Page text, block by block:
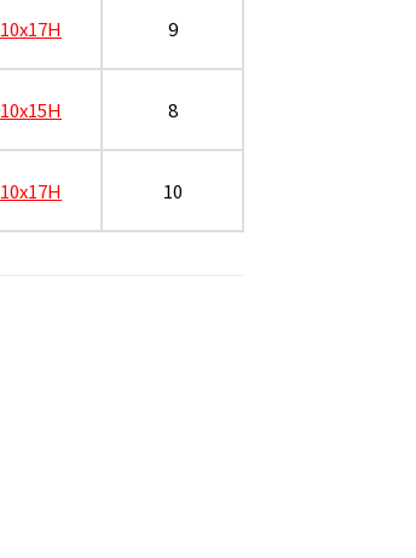
10x17H 9
10x15H 8
10x17H 10